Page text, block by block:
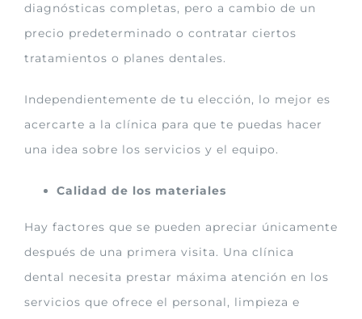
diagnósticas completas, pero a cambio de un
precio predeterminado o contratar ciertos
tratamientos o planes dentales.
Independientemente de tu elección, lo mejor es
acercarte a la clínica para que te puedas hacer
una idea sobre los servicios y el equipo.
Calidad de los materiales
Hay factores que se pueden apreciar únicamente
después de una primera visita. Una clínica
dental necesita prestar máxima atención en los
servicios que ofrece el personal, limpieza e